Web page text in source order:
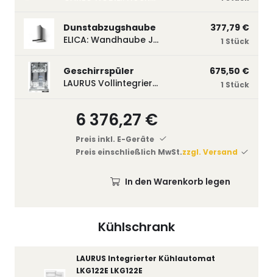
Kühlschrank
LAURUS Integrierter Kühlautomat
LKG122E LKG122E
Dunstabzugshaube
ELICA: Wandhaube JOYE 60-A,600 mm breit Edelstahl JOYE60A
377,79 €
1 Stück
Geschirrspüler
LAURUS Vollintegrierter Geschirrspüler LSV45-3, 450 mm breit, 3 Programme LSV45-3
675,50 €
1 Stück
6 376,27 €
Preis inkl. E-Geräte
Preis einschließlich MwSt.zzgl. Versand
In den Warenkorb legen